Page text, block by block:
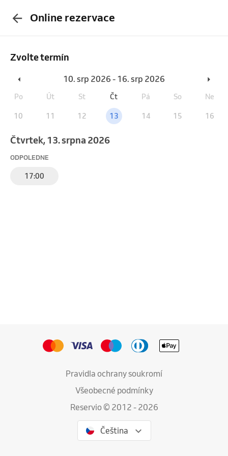
Online rezervace
Zvolte termín
10. srp 2026 - 16. srp 2026
Po Út St Čt Pá So Ne
10 11 12 13 14 15 16
čtvrtek, 13. srpna 2026
ODPOLEDNE
17:00
Pravidla ochrany soukromí
Všeobecné podmínky
Reservio © 2012 - 2026
Čeština